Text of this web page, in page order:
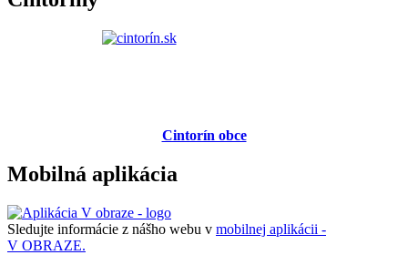
Cintorín obce
Mobilná aplikácia
Sledujte informácie z nášho webu v mobilnej aplikácii -
V OBRAZE.